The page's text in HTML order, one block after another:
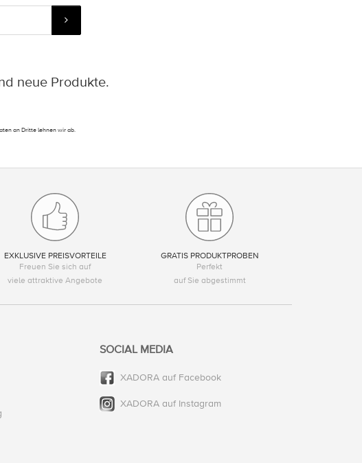
neue Produkte.
an Dritte lehnen wir ab.
EXKLUSIVE PREISVORTEILE
Freuen Sie sich auf
viele attraktive Angebote
GRATIS PRODUKTPROBEN
Perfekt
auf Sie abgestimmt
SOCIAL MEDIA
XADORA auf Facebook
XADORA auf Instagram